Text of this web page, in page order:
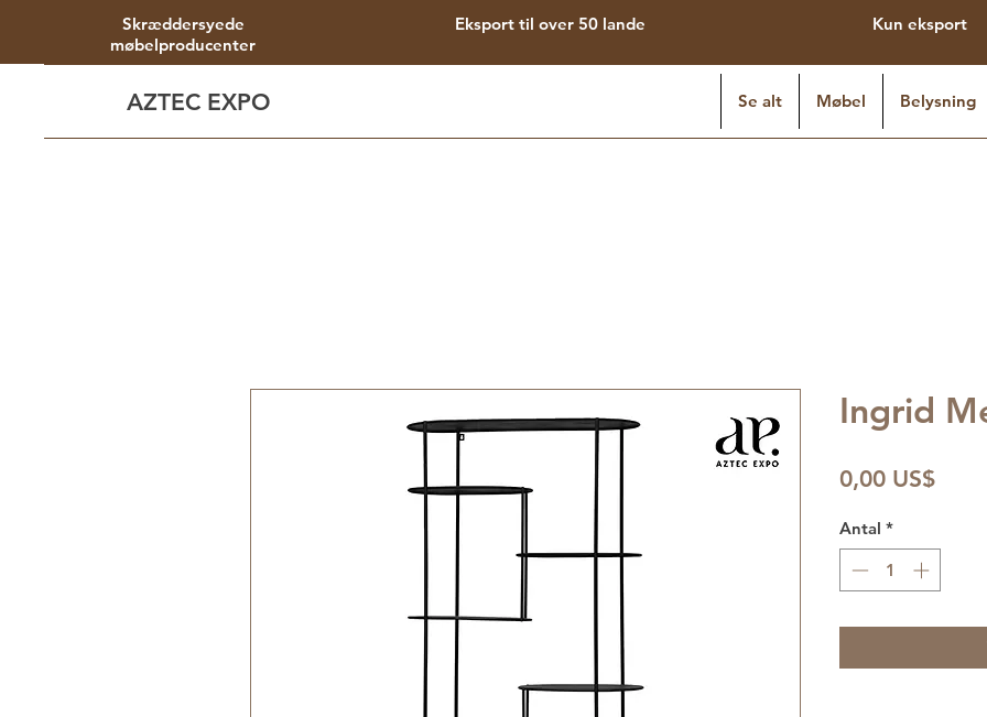
Skræddersyede
møbelproducenter
Eksport til over 50 lande Kun eksport
AZTEC EXPO Se alt Møbel Belysning
Ingrid
0,00 US$Pris
Antal *